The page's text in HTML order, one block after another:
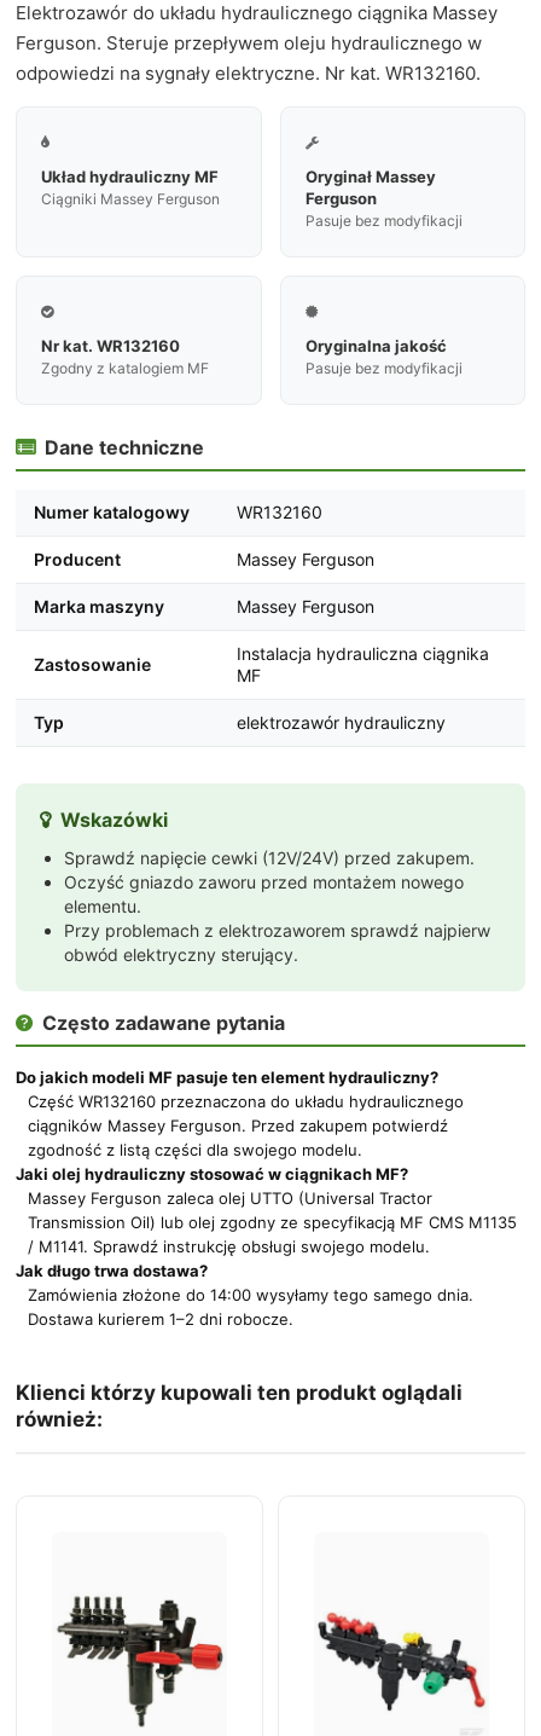
Elektrozawór do układu hydraulicznego ciągnika Massey
Ferguson. Steruje przepływem oleju hydraulicznego w
odpowiedzi na sygnały elektryczne. Nr kat. WR132160.

Układ hydrauliczny MF
Ciągniki Massey Ferguson

Oryginał Massey
Ferguson
Pasuje bez modyfikacji

Nr kat. WR132160
Zgodny z katalogiem MF

Oryginalna jakość
Pasuje bez modyfikacji
 Dane techniczne
Numer katalogowy WR132160
Producent Massey Ferguson
Marka maszyny Massey Ferguson
Zastosowanie
Instalacja hydrauliczna ciągnika
MF
Typ elektrozawór hydrauliczny
 Wskazówki
Sprawdź napięcie cewki (12V/24V) przed zakupem.
Oczyść gniazdo zaworu przed montażem nowego
elementu.
Przy problemach z elektrozaworem sprawdź najpierw
obwód elektryczny sterujący.
 Często zadawane pytania
Do jakich modeli MF pasuje ten element hydrauliczny?
Część WR132160 przeznaczona do układu hydraulicznego
ciągników Massey Ferguson. Przed zakupem potwierdź
zgodność z listą części dla swojego modelu.
Jaki olej hydrauliczny stosować w ciągnikach MF?
Massey Ferguson zaleca olej UTTO (Universal Tractor
Transmission Oil) lub olej zgodny ze specyfikacją MF CMS M1135
/ M1141. Sprawdź instrukcję obsługi swojego modelu.
Jak długo trwa dostawa?
Zamówienia złożone do 14:00 wysyłamy tego samego dnia.
Dostawa kurierem 1–2 dni robocze.
Klienci którzy kupowali ten produkt oglądali
również: